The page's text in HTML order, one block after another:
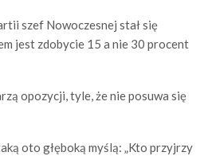
szef Nowoczesnej stał się
jest zdobycie 15 a nie 30 procent
opozycji, tyle, że nie posuwa się
oto głęboką myślą: „Kto przyjrzy